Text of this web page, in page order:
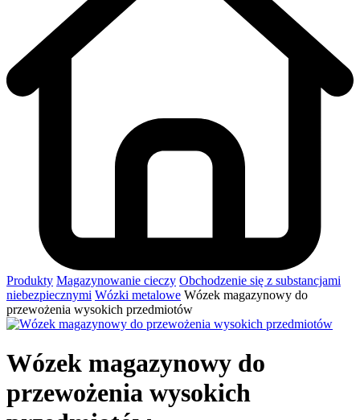
Produkty Magazynowanie cieczy Obchodzenie się z substancjami
niebezpiecznymi Wózki metalowe Wózek magazynowy do
przewożenia wysokich przedmiotów
Wózek magazynowy do
przewożenia wysokich